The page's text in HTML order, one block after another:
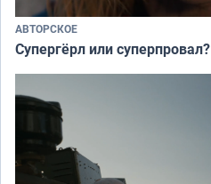
АВТОРСКОЕ
Супергёрл или суперпровал?